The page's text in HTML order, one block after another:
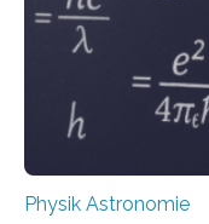
Physik Astronomie